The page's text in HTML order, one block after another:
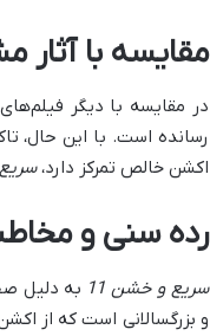
مقایسه با آثار
در مقایسه با دیگر
رسانده است. با این حال،
اکشن خالص تمرکز دارد،
رده سنی و
سریع و خشن 11
و بزرگسالانی است که از